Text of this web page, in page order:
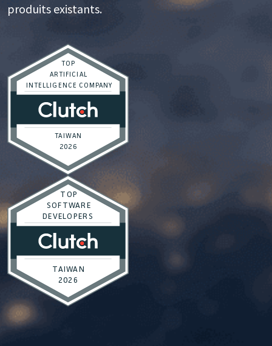
produits existants.